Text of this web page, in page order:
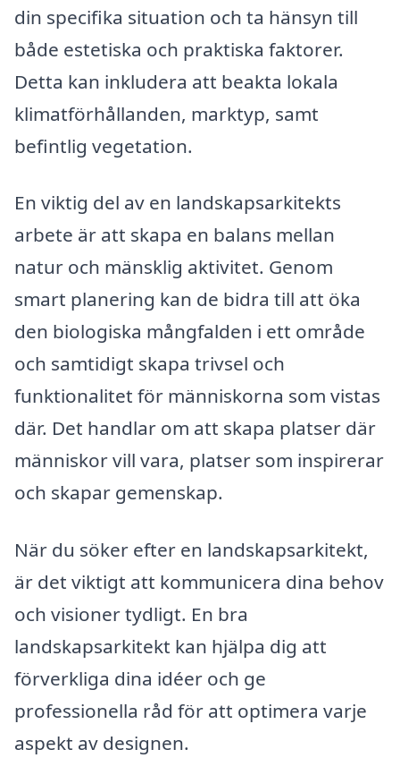
din specifika situation och ta hänsyn till
både estetiska och praktiska faktorer.
Detta kan inkludera att beakta lokala
klimatförhållanden, marktyp, samt
befintlig vegetation.
En viktig del av en landskapsarkitekts
arbete är att skapa en balans mellan
natur och mänsklig aktivitet. Genom
smart planering kan de bidra till att öka
den biologiska mångfalden i ett område
och samtidigt skapa trivsel och
funktionalitet för människorna som vistas
där. Det handlar om att skapa platser där
människor vill vara, platser som inspirerar
och skapar gemenskap.
När du söker efter en landskapsarkitekt,
är det viktigt att kommunicera dina behov
och visioner tydligt. En bra
landskapsarkitekt kan hjälpa dig att
förverkliga dina idéer och ge
professionella råd för att optimera varje
aspekt av designen.